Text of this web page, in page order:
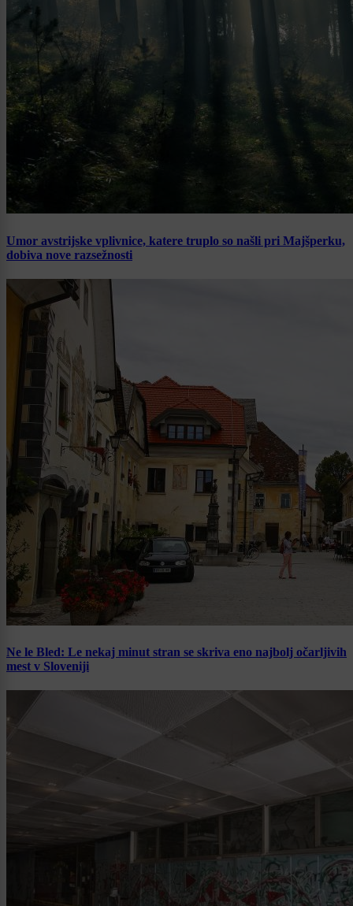
Umor avstrijske vplivnice, katere truplo so našli pri Majšperku,
dobiva nove razsežnosti
Ne le Bled: Le nekaj minut stran se skriva eno najbolj očarljivih
mest v Sloveniji